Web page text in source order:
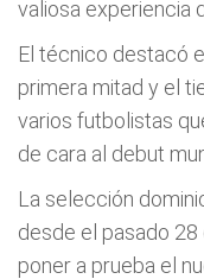
valiosa experiencia
El técnico destacó
primera mitad y el
varios futbolistas
de cara al debut
La selección
desde el pasado 28
poner a prueba el